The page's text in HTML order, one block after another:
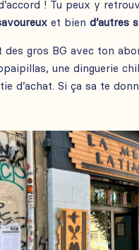
! Tu peux y
et biend’autres
des gros BG avec ton
une dinguerie
d’achat. Si ça sa te